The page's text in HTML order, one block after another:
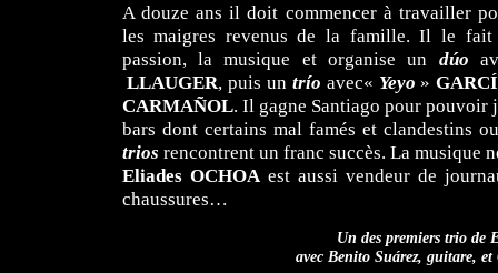
A douze ans il doit commencer à travailler
les maigres revenus de la famille. Il le fait
passion, la musique et organise un dúo
LLAUGER, puis un trío avec« Yeyo »
CARMAÑOL. Il gagne Santiago pour pouvoir
bars dont certains mal famés et clandestins
trios rencontrent un franc succès. La musique
Eliades OCHOAest aussi vendeur de
chaussures…
Un des premiers trio de
avec Benito Suárez, guitare,